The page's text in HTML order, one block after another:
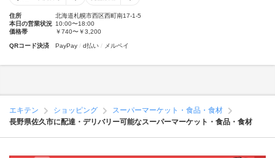
住所
北海道札幌市西区西町南17-1-5
本日の営業状況 10:00〜18:00
価格帯
￥740〜￥3,200
QRコード決済 PayPay d払い メルペイ
エキテン ショッピング
スーパーマーケット・食品・食材
長野県佐久市に配達・デリバリー可能なスーパーマーケット・食品・食材